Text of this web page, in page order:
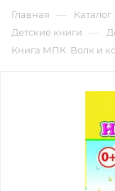
Главная — Каталог
Детские книги —
Книга МПК. Волк и